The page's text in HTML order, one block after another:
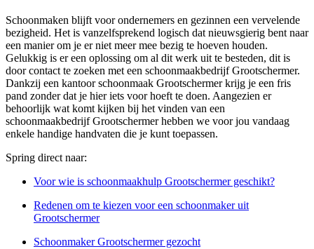
Schoonmaken blijft voor ondernemers en gezinnen een vervelende
bezigheid. Het is vanzelfsprekend logisch dat nieuwsgierig bent naar
een manier om je er niet meer mee bezig te hoeven houden.
Gelukkig is er een oplossing om al dit werk uit te besteden, dit is
door contact te zoeken met een schoonmaakbedrijf Grootschermer.
Dankzij een kantoor schoonmaak Grootschermer krijg je een fris
pand zonder dat je hier iets voor hoeft te doen. Aangezien er
behoorlijk wat komt kijken bij het vinden van een
schoonmaakbedrijf Grootschermer hebben we voor jou vandaag
enkele handige handvaten die je kunt toepassen.
Spring direct naar:
Voor wie is schoonmaakhulp Grootschermer geschikt?
Redenen om te kiezen voor een schoonmaker uit
Grootschermer
Schoonmaker Grootschermer gezocht